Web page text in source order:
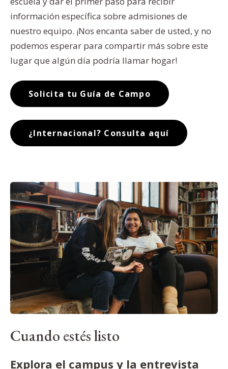
información específica sobre admisiones de
nuestro equipo. ¡Nos encanta saber de usted, y no
podemos esperar para compartir más sobre este
lugar que algún día podría llamar hogar!
Solicita tu Guía de Campo
¿Internacional? Consulta aquí
Cuando estés listo
Explora el campus y la entrevista